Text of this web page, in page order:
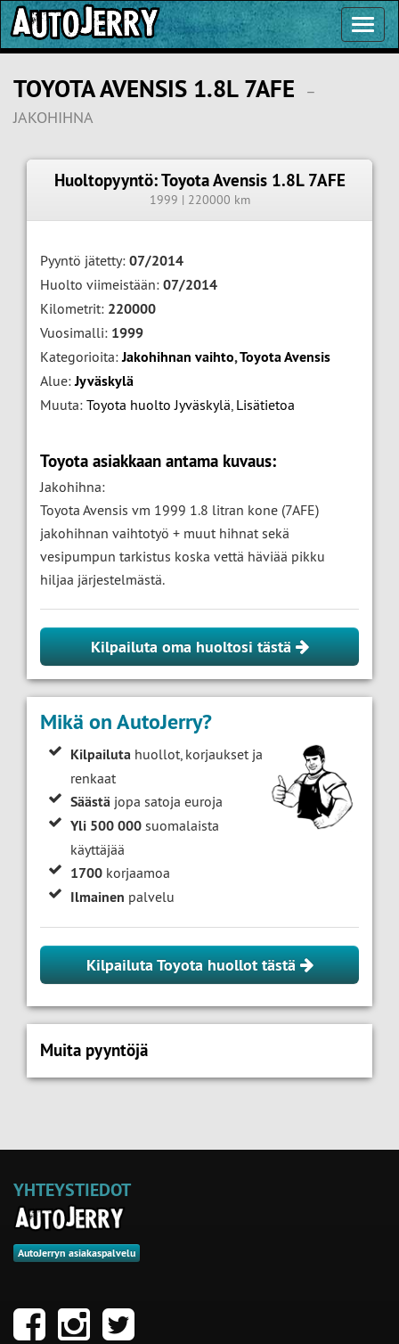
TOYOTA AVENSIS 1.8L 7AFE
–
JAKOHIHNA
Huoltopyyntö: Toyota Avensis 1.8L 7AFE
1999 | 220000 km
Pyyntö jätetty: 07/2014
Huolto viimeistään: 07/2014
Kilometrit: 220000
Vuosimalli: 1999
Kategorioita:Jakohihnan vaihto,Toyota Avensis
Alue:Jyväskylä
Muuta: Toyota huolto Jyväskylä, Lisätietoa
Toyota asiakkaan antama kuvaus:
Jakohihna:
Toyota Avensis vm 1999 1.8 litran kone (7AFE)
jakohihnan vaihtotyö + muut hihnat sekä
vesipumpun tarkistus koska vettä häviää pikku
hiljaa järjestelmästä.
Kilpailuta oma huoltosi tästä
Mikä on AutoJerry?
Kilpailuta huollot, korjaukset ja
renkaat
Säästä jopa satoja euroja
Yli 500 000 suomalaista
käyttäjää
1700 korjaamoa
Ilmainen palvelu
Kilpailuta Toyota huollot tästä
Muita pyyntöjä
YHTEYSTIEDOT
AutoJerryn asiakaspalvelu